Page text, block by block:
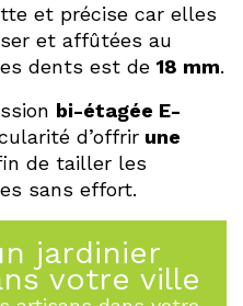
et précise car elles
et affûtées au
dents est de 18 mm.
bi-étagée E-
d’offrir une
de tailler les
sans effort.
jardinier
votre ville